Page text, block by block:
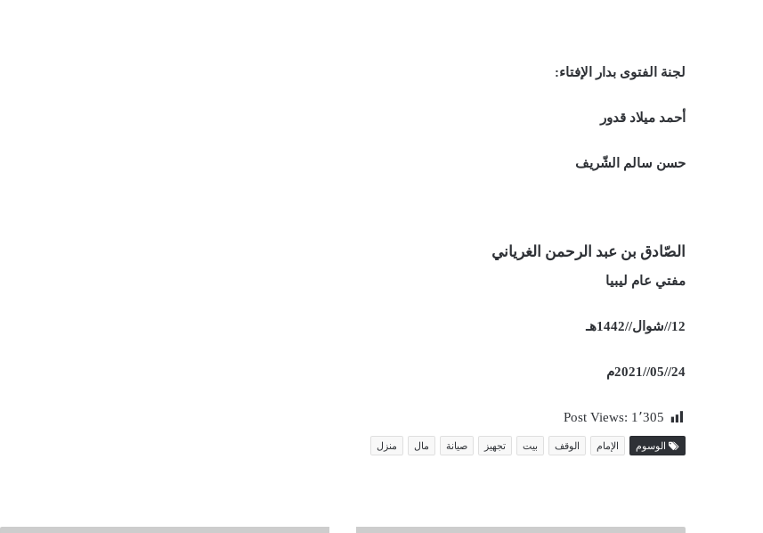
لجنة الفتوى بدار الإفتاء:
أحمد ميلاد قدور
حسن سالم الشّريف
الصّادق بن عبد الرحمن الغرياني
مفتي عام ليبيا
12//شوال//1442هـ
24//05//2021م
Post Views: 1٬305
الوسوم الإمام الوقف بيت تجهيز صيانة مال منزل